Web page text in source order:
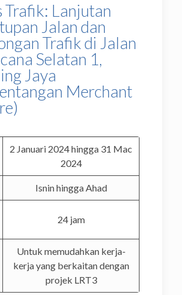
Trafik: Lanjutan
Jalan dan
Trafik di Jalan
Selatan 1,
Jaya
Merchant
2 Januari 2024 hingga 31 Mac
2024
Isnin hingga Ahad
24 jam
Untuk memudahkan kerja-
kerja yang berkaitan dengan
projek LRT3